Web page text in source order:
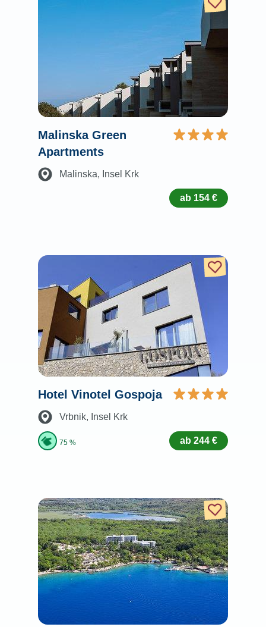
Malinska Green
Apartments
Malinska, Insel Krk
ab 154 €
Hotel Vinotel Gospoja
Vrbnik, Insel Krk
75 % ab 244 €